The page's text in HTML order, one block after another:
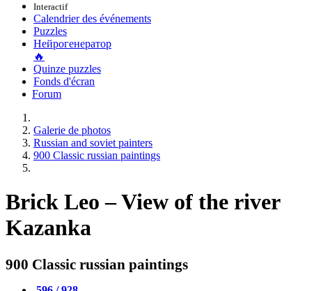
Interactif
Calendrier des événements
Puzzles
Нейрогенератор
🔥
Quinze puzzles
Fonds d'écran
Forum
Galerie de photos
Russian and soviet painters
900 Classic russian paintings
Brick Leo – View of the river
Kazanka
900 Classic russian paintings